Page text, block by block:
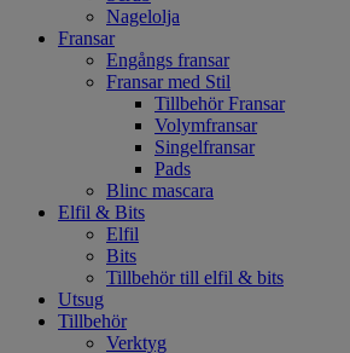
Nagelolja
Fransar
Engångs fransar
Fransar med Stil
Tillbehör Fransar
Volymfransar
Singelfransar
Pads
Blinc mascara
Elfil & Bits
Elfil
Bits
Tillbehör till elfil & bits
Utsug
Tillbehör
Verktyg